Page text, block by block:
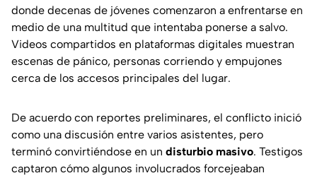
donde decenas de jóvenes comenzaron a enfrentarse en
medio de una multitud que intentaba ponerse a salvo.
Videos compartidos en plataformas digitales muestran
escenas de pánico, personas corriendo y empujones
cerca de los accesos principales del lugar.
De acuerdo con reportes preliminares, el conflicto inició
como una discusión entre varios asistentes, pero
terminó convirtiéndose en un disturbio masivo. Testigos
captaron cómo algunos involucrados forcejeaban